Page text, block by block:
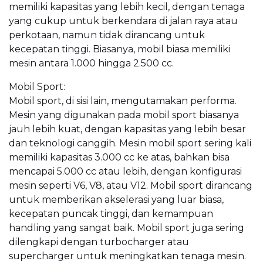
memiliki kapasitas yang lebih kecil, dengan tenaga
yang cukup untuk berkendara di jalan raya atau
perkotaan, namun tidak dirancang untuk
kecepatan tinggi. Biasanya, mobil biasa memiliki
mesin antara 1.000 hingga 2.500 cc.
Mobil Sport:
Mobil sport, di sisi lain, mengutamakan performa.
Mesin yang digunakan pada mobil sport biasanya
jauh lebih kuat, dengan kapasitas yang lebih besar
dan teknologi canggih. Mesin mobil sport sering kali
memiliki kapasitas 3.000 cc ke atas, bahkan bisa
mencapai 5.000 cc atau lebih, dengan konfigurasi
mesin seperti V6, V8, atau V12. Mobil sport dirancang
untuk memberikan akselerasi yang luar biasa,
kecepatan puncak tinggi, dan kemampuan
handling yang sangat baik. Mobil sport juga sering
dilengkapi dengan turbocharger atau
supercharger untuk meningkatkan tenaga mesin.